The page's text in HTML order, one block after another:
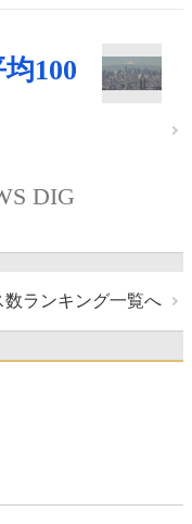
100
DIG
数ランキング一覧へ